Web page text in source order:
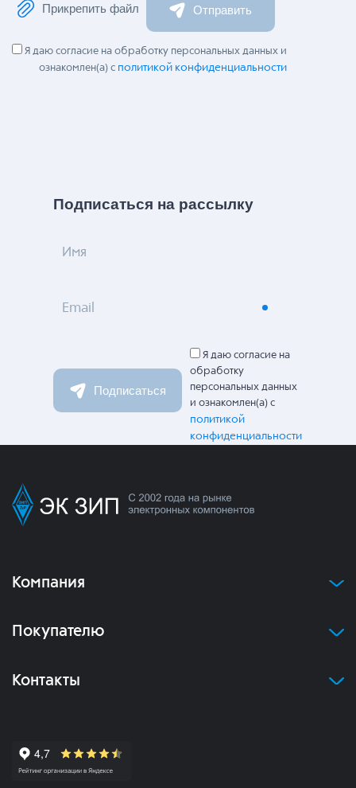
Прикрепить файл Отправить
Я даю согласие на обработку персональных данных и
ознакомлен(а) с политикой конфиденциальности
Подписаться на рассылку
Имя
Email
Подписаться
Я даю согласие на
обработку
персональных данных
и ознакомлен(а) с
политикой
конфиденциальности
Компания
Покупателю
Контакты